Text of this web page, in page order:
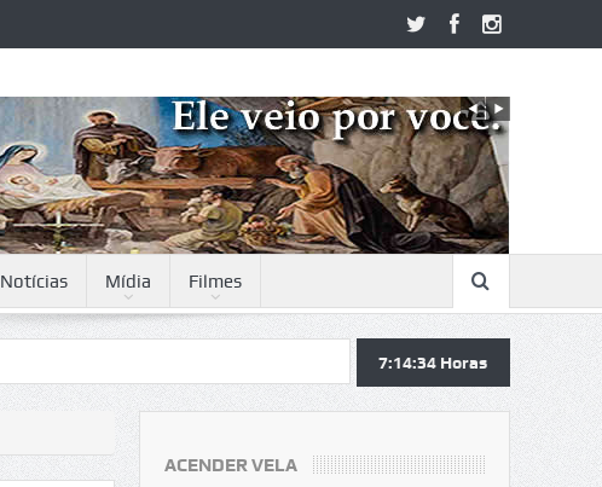
Notícias Mídia Filmes
7:14:34 Horas
ACENDER VELA